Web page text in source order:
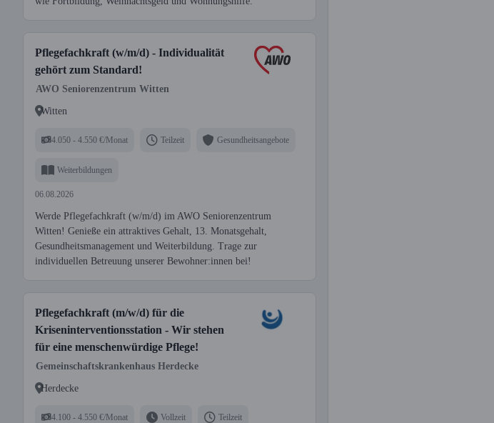
Pflegefachkraft (w/m/d) - Individualität
gehört zum Standard!
AWO Seniorenzentrum Witten
Witten
4.050 - 4.550 €/Monat Teilzeit Gesundheitsangebote
Weiterbildungen
06.08.2026
Werde Pflegefachkraft (w/m/d) im AWO Seniorenzentrum
Witten! Genieße ein attraktives Gehalt, 13. Monatsgehalt,
Gesundheitsmanagement und Weiterbildung. Trage zur
individuellen Betreuung unserer Bewohner:innen bei!
Pflegefachkraft (m/w/d) für die
Kriseninterventionsstation - Wir stehen
für eine menschenwürdige Pflege!
Gemeinschaftskrankenhaus Herdecke
Herdecke
4.100 - 4.550 €/Monat Vollzeit Teilzeit